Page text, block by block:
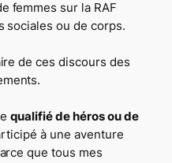
femmes sur la RAF
sociales ou de corps.
de ces discours des
qualifié de héros ou de
à une aventure
que tous mes